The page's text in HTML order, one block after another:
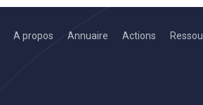
A propos Annuaire Actions